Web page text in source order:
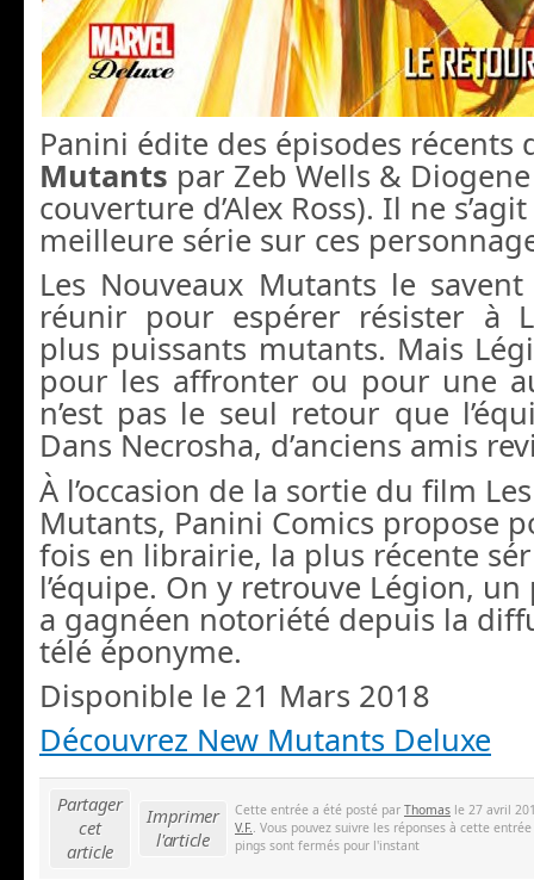
Panini édite des épisodes récents
Mutants par Zeb Wells &
couverture d’Alex Ross). Il ne
meilleure série sur ces
Les Nouveaux Mutants le
réunir pour espérer résister à
plus puissants mutants. Mais
pour les affronter ou pour une
n’est pas le seul retour que
Dans Necrosha, d’anciens amis
À l’occasion de la sortie du film
Mutants, Panini Comics propose
fois en librairie, la plus récente
l’équipe. On y retrouve Légion,
a gagnéen notoriété depuis la
télé éponyme.
Disponible le 21 Mars 2018
Découvrez New Mutants Deluxe
Partager
cet
article
Imprimer
l'article
Cette entrée a été posté par Thomas le 27 avril
V.F.. Vous pouvez suivre les réponses à cette
pings sont fermés pour l'instant